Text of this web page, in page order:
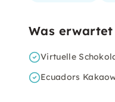
Was erwartet
Virtuelle
Ecuadors